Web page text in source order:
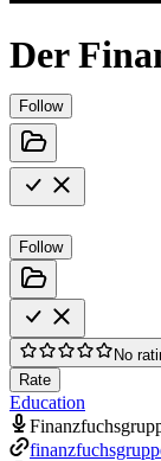
Der
Follow
Follow
No
Rate
Education